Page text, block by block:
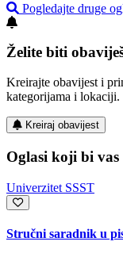
Pogledajte druge
Želite biti
Kreirajte obavijest i
kategorijama i lokaciji.
Kreiraj obavijest
Oglasi koji bi
Univerzitet SSST
Stručni saradnik u